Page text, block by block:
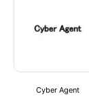
独自
スマ
Cyber Agent